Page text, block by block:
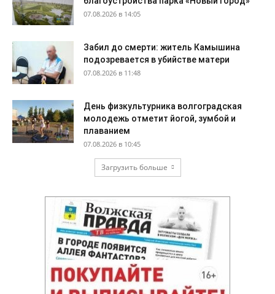
07.08.2026 в 14:05
Забил до смерти: житель Камышина
подозревается в убийстве матери
07.08.2026 в 11:48
День физкультурника волгоградская
молодежь отметит йогой, зумбой и
плаванием
07.08.2026 в 10:45
Загрузить больше